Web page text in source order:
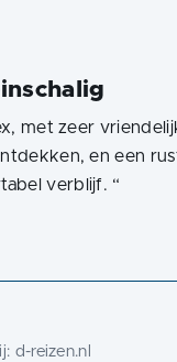
met zeer
en een
verblijf. “
d-reizen.nl